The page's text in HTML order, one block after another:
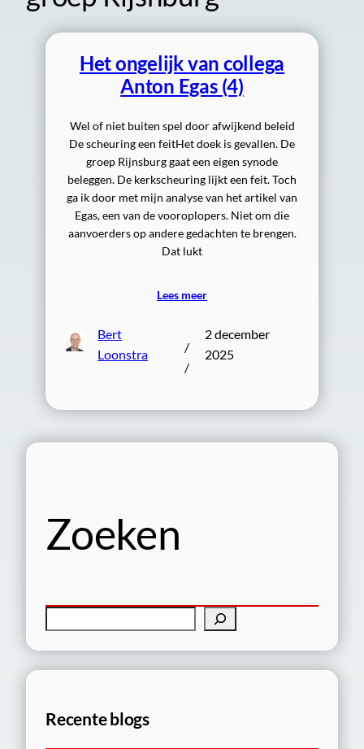
Het ongelijk van collega
Anton Egas (4)
Wel of niet buiten spel door afwijkend beleid
De scheuring een feitHet doek is gevallen. De
groep Rijnsburg gaat een eigen synode
beleggen. De kerkscheuring lijkt een feit. Toch
ga ik door met mijn analyse van het artikel van
Egas, een van de vooroplopers. Niet om die
aanvoerders op andere gedachten te brengen.
Dat lukt
Lees meer
Bert
Loonstra
/
/
2 december
2025
Zoeken
n
Recente blogs